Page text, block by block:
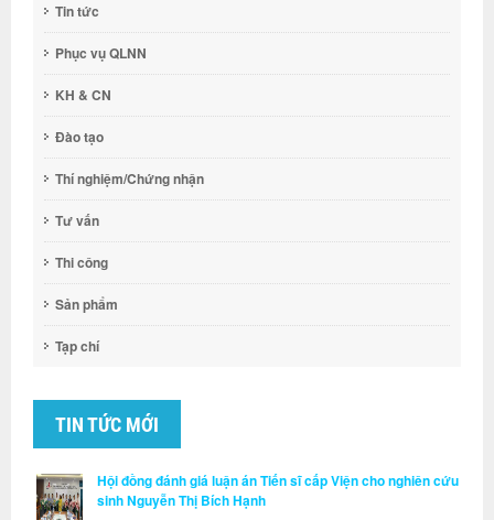
Tin tức
Phục vụ QLNN
KH & CN
Đào tạo
Thí nghiệm/Chứng nhận
Tư vấn
Thi công
Sản phẩm
Tạp chí
TIN TỨC MỚI
Hội đồng đánh giá luận án Tiến sĩ cấp Viện cho nghiên cứu
sinh Nguyễn Thị Bích Hạnh